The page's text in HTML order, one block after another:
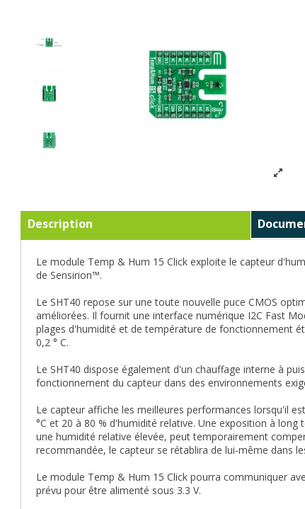
Description
Le module Temp & Hum 15 Click exploite le capteur
de Sensirion™.
Le SHT40 repose sur une toute nouvelle puce CMOS
améliorées. Il fournit une interface numérique I2C Fast
plages d'humidité et de température de fonctionnement
0,2 ° C.
Le SHT40 dispose également d'un chauffage interne à
fonctionnement du capteur dans des environnements
Le capteur affiche les meilleures performances lorsqu'il
°C et 20 à 80 % d'humidité relative. Une exposition à
une humidité relative élevée, peut temporairement
recommandée, le capteur se rétablira de lui-même dans
Le module Temp & Hum 15 Click pourra communiquer
prévu pour être alimenté sous 3.3 V.